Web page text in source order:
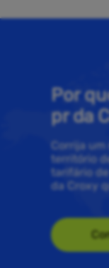
Por
pr da
Corrija
território
tarifário
da Croxy